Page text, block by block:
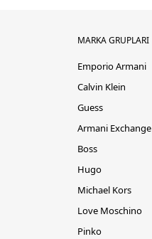
MARKA GRUPLARI
Emporio Armani
Calvin Klein
Guess
Armani Exchange
Boss
Hugo
Michael Kors
Love Moschino
Pinko